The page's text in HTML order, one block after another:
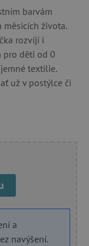
barvám
života.
rozvíjí i
pro děti od 0
textilie.
už v postýlce či
a
navýšení.